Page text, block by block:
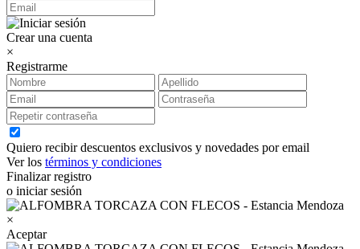
Crear una cuenta
×
Registrarme
Quiero recibir descuentos exclusivos y novedades por email
Ver los términos y condiciones
Finalizar registro
o iniciar sesión
×
Aceptar